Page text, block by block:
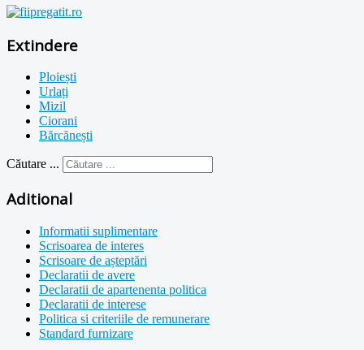
Extindere
Ploiești
Urlați
Mizil
Ciorani
Bărcănești
Căutare ...
Aditional
Informatii suplimentare
Scrisoarea de interes
Scrisoare de așteptări
Declaratii de avere
Declaratii de apartenenta politica
Declaratii de interese
Politica si criteriile de remunerare
Standard furnizare